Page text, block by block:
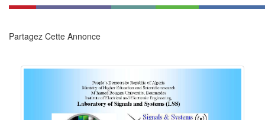
Partagez Cette Annonce